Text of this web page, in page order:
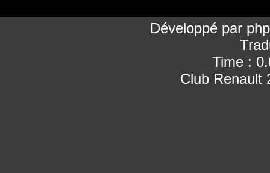
Développé par
Time :
Club Renault